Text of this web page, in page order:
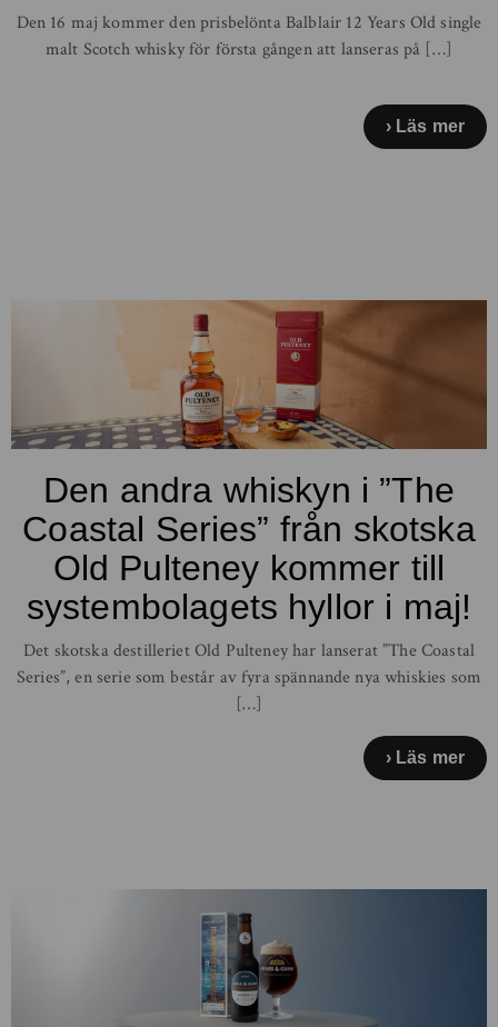
Den 16 maj kommer den prisbelönta Balblair 12 Years Old single
malt Scotch whisky för första gången att lanseras på […]
Läs mer
Den andra whiskyn i ”The
Coastal Series” från skotska
Old Pulteney kommer till
systembolagets hyllor i maj!
Det skotska destilleriet Old Pulteney har lanserat ”The Coastal
Series”, en serie som består av fyra spännande nya whiskies som
[…]
Läs mer